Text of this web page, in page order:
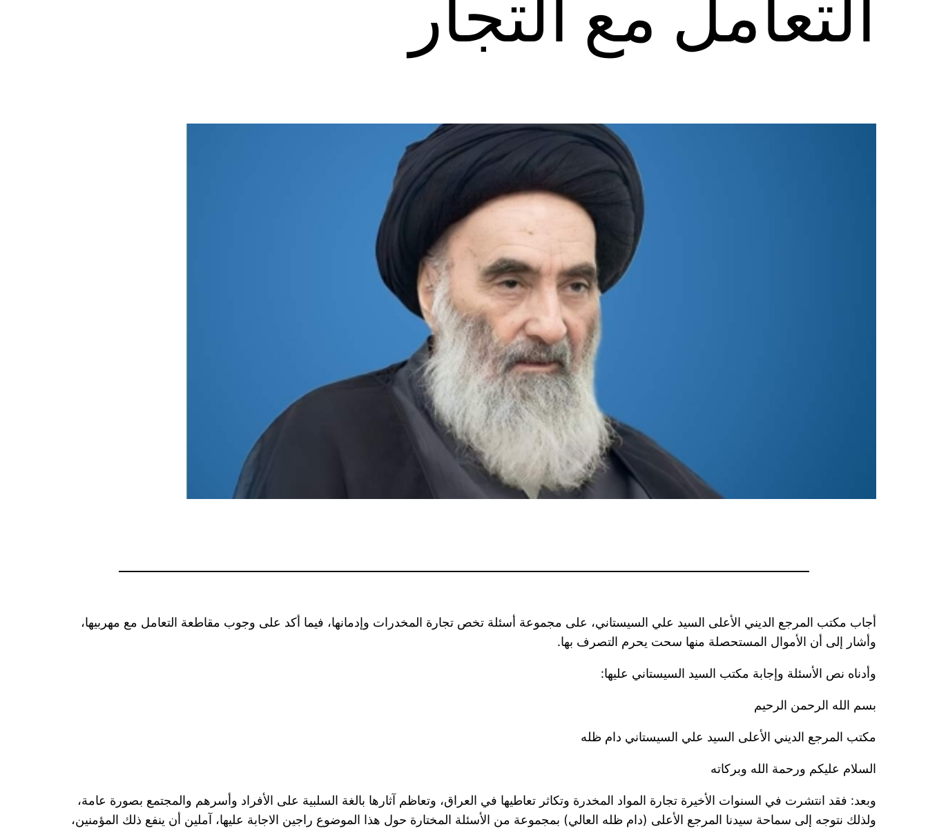
أجاب مكتب المرجع الديني الأعلى السيد علي السيستاني، على مجموعة أسئلة تخص تجارة المخدرات وإدمانها، فيما أكد على وجوب مقاطعة التعامل مع مهربيها،
وأشار إلى أن الأموال المستحصلة منها سحت يحرم التصرف بها.
وأدناه نص الأسئلة وإجابة مكتب السيد السيستاني عليها:
بسم الله الرحمن الرحيم
مكتب المرجع الديني الأعلى السيد علي السيستاني دام ظله
السلام عليكم ورحمة الله وبركاته
وبعد: فقد انتشرت في السنوات الأخيرة تجارة المواد المخدرة وتكاثر تعاطيها في العراق، وتعاظم آثارها بالغة السلبية على الأفراد وأسرهم والمجتمع بصورة عامة،
ولذلك نتوجه إلى سماحة سيدنا المرجع الأعلى (دام ظله العالي) بمجموعة من الأسئلة المختارة حول هذا الموضوع راجين الاجابة عليها، آملين أن ينفع ذلك المؤمنين،